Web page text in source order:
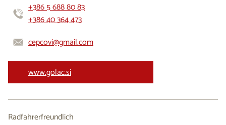
+386 5 688 80 83
+386 40 364 473
cepcovi@gmail.com
www.golac.si
Radfahrerfreundlich